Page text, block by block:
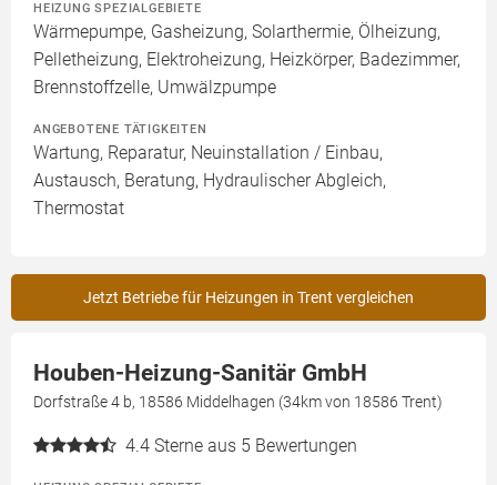
HEIZUNG SPEZIALGEBIETE
Wärmepumpe, Gasheizung, Solarthermie, Ölheizung,
Pelletheizung, Elektroheizung, Heizkörper, Badezimmer,
Brennstoffzelle, Umwälzpumpe
ANGEBOTENE TÄTIGKEITEN
Wartung, Reparatur, Neuinstallation / Einbau,
Austausch, Beratung, Hydraulischer Abgleich,
Thermostat
Jetzt Betriebe für Heizungen in Trent vergleichen
Houben-Heizung-Sanitär GmbH
Dorfstraße 4 b, 18586 Middelhagen (34km von 18586 Trent)
4.4 Sterne aus 5 Bewertungen